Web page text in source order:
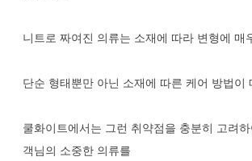
니트로 짜여진 의류는 소재에 따라 변형에 매
단순 형태뿐만 아닌 소재에 따른 케어 방법이
쿨화이트에서는 그런 취약점을 충분히 고려
객님의 소중한 의류를